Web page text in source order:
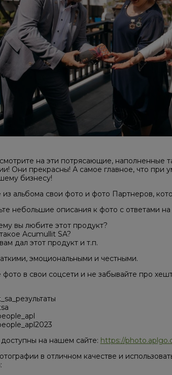
на эти потрясающие, наполненные
Они прекрасны! А самое главное, что при
бизнесу!
альбома свои фото и фото Партнеров,
небольшие описания к фото с ответами
вы любите этот продукт?
Acumullit SA?
дал этот продукт и т.п.
эмоциональными и честными.
в свои соцсети и не забывайте про
на нашем сайте: https://
в отличном качестве и